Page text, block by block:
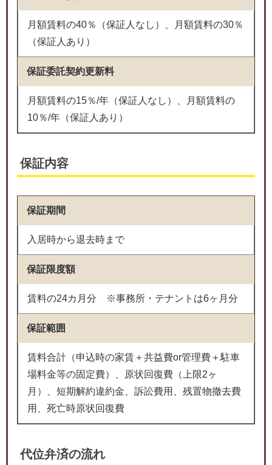
月額賃料の40％（保証人なし）、月額賃料の30％
（保証人あり）
保証委託契約更新料
月額賃料の15％/年（保証人なし）、月額賃料の
10％/年（保証人あり）
保証内容
保証期間
入居時から退去時まで
保証限度額
賃料の24カ月分 ※事務所・テナントは6ヶ月分
保証範囲
賃料合計（申込時の家賃＋共益費or管理費＋駐車
場料金等の固定費）、原状回復費（上限2ヶ
月）、短期解約違約金、訴訟費用、残置物撤去費
用、死亡時原状回復費
代位弁済の流れ